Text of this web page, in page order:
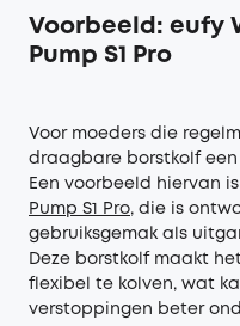
Voorbeeld: eufy
Pump S1 Pro
Voor moeders die
draagbare borstkolf
Een voorbeeld hiervan
Pump S1 Pro, die is
gebruiksgemak als
Deze borstkolf maakt
flexibel te kolven, wat
verstoppingen beter